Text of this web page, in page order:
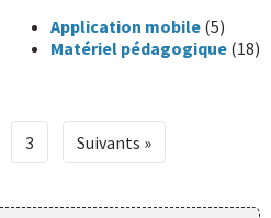
Application mobile (5)
Matériel pédagogique (18)
3 Suivants